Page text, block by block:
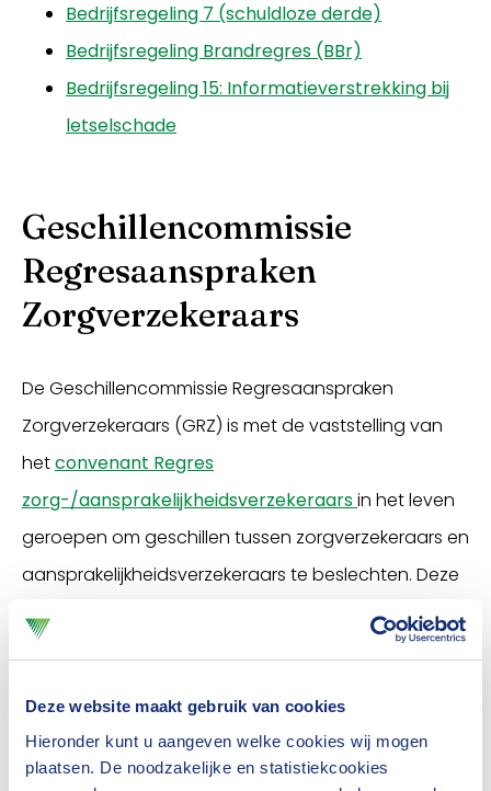
Deze website maakt gebruik van cookies
Hieronder kunt u aangeven welke cookies wij mogen
plaatsen. De noodzakelijke en statistiekcookies
Bedrijfsregeling 7 (schuldloze derde)
Bedrijfsregeling Brandregres (BBr)
Bedrijfsregeling 15: Informatieverstrekking bij
letselschade
Geschillencommissie
Regresaanspraken
Zorgverzekeraars
De Geschillencommissie Regresaanspraken
Zorgverzekeraars (GRZ) is met de vaststelling van
hetconvenant Regres
zorg-/aansprakelijkheidsverzekeraarsin het leven
geroepen om geschillen tussen zorgverzekeraars en
aansprakelijkheidsverzekeraars te beslechten. Deze
commissie beslecht dus geen geschillen tussen
particulieren, of tussen een particulier en een
Download hierhet reglementen dedeelnemerslijst
van het convenant.